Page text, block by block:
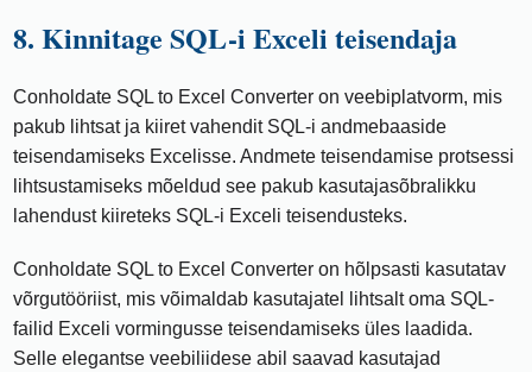
8. Kinnitage SQL-i Exceli teisendaja
Conholdate SQL to Excel Converter on veebiplatvorm, mis
pakub lihtsat ja kiiret vahendit SQL-i andmebaaside
teisendamiseks Excelisse. Andmete teisendamise protsessi
lihtsustamiseks mõeldud see pakub kasutajasõbralikku
lahendust kiireteks SQL-i Exceli teisendusteks.
Conholdate SQL to Excel Converter on hõlpsasti kasutatav
võrgutööriist, mis võimaldab kasutajatel lihtsalt oma SQL-
failid Exceli vormingusse teisendamiseks üles laadida.
Selle elegantse veebiliidese abil saavad kasutajad